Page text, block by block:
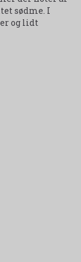
sødme. I
og lidt